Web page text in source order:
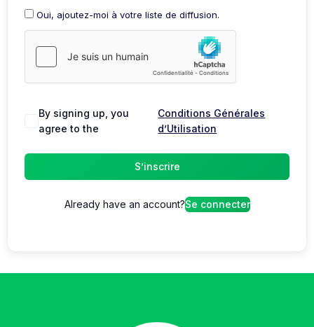
Oui, ajoutez-moi à votre liste de diffusion.
By signing up, you
agree to the
Conditions Générales
d’Utilisation
S’inscrire
Already have an account?Se connecter